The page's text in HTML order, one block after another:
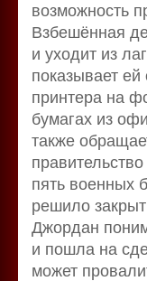
возможность
Взбешённая
и уходит из
показывает
принтера на
бумагах из
также
пять военных
решило
Джордан
и пошла на
может